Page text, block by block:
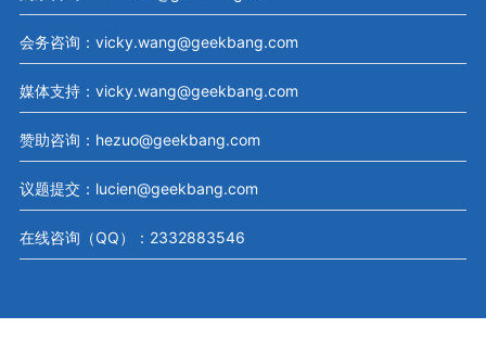
会务咨询：vicky.wang@geekbang.com
媒体支持：vicky.wang@geekbang.com
赞助咨询：hezuo@geekbang.com
议题提交：lucien@geekbang.com
在线咨询（QQ）：2332883546